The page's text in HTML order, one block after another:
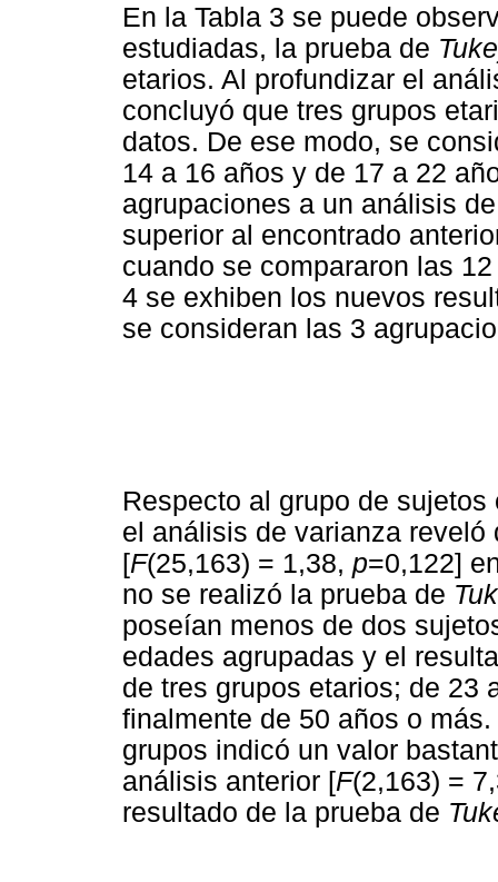
En la Tabla 3 se puede
estudiadas, la prueba de
etarios. Al profundizar el
concluyó que tres grupos
datos. De ese modo, se
14 a 16 años y de 17 a 22
agrupaciones a un análisis
superior al encontrado
cuando se compararon las
4 se exhiben los nuevos
se consideran las 3
Respecto al grupo de
el análisis de varianza
[F(25,163) = 1,38, p=0,122]
no se realizó la prueba de
poseían menos de dos
edades agrupadas y el
de tres grupos etarios; de 23
finalmente de 50 años o
grupos indicó un valor
análisis anterior [F(2,163) =
resultado de la prueba de